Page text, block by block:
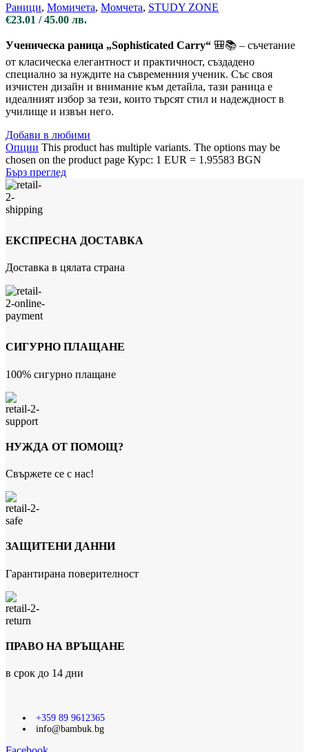
Раници, Момичета, Момчета, STUDY ZONE
€23.01 / 45.00 лв.
Ученическа раница „Sophisticated Carry“ 🎒📚 – съчетание
от класическа елегантност и практичност, създадено
специално за нуждите на съвременния ученик. Със своя
изчистен дизайн и внимание към детайла, тази раница е
идеалният избор за тези, които търсят стил и надеждност в
училище и извън него.
Добави в любими
Опции This product has multiple variants. The options may be
chosen on the product page Курс: 1 EUR = 1.95583 BGN
Бърз преглед
ЕКСПРЕСНА ДОСТАВКА
Доставка в цялата страна
СИГУРНО ПЛАЩАНЕ
100% сигурно плащане
НУЖДА ОТ ПОМОЩ?
Свържете се с нас!
ЗАЩИТЕНИ ДАННИ
Гарантирана поверителност
ПРАВО НА ВРЪЩАНЕ
в срок до 14 дни
+359 89 9612365
info@bambuk.bg